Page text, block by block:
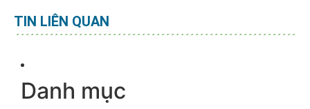
TIN LIÊN QUAN
Danh mục